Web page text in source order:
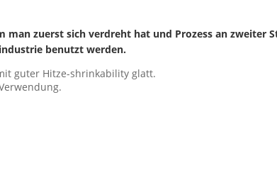
zuerst sich verdreht hat und Prozess an zweiter
benutzt werden.
guter Hitze-shrinkability glatt.